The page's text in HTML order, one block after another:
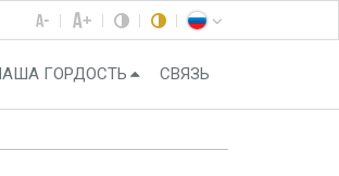
ГОРДОСТЬ СВЯЗЬ